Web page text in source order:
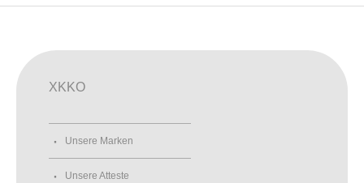
XKKO
Unsere Marken
Unsere Atteste